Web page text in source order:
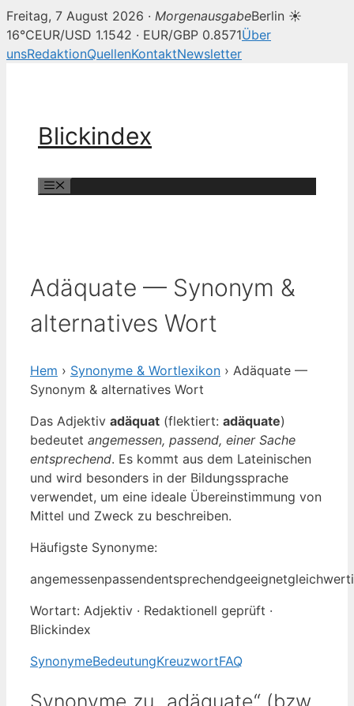
Freitag, 7 August 2026 · MorgenausgabeBerlin ☀
16°CEUR/USD 1.1542 · EUR/GBP 0.8571Über
unsRedaktionQuellenKontaktNewsletter
Blickindex
Adäquate — Synonym &
alternatives Wort
Hem › Synonyme & Wortlexikon › Adäquate —
Synonym & alternatives Wort
Das Adjektiv adäquat (flektiert: adäquate)
bedeutet angemessen, passend, einer Sache
entsprechend. Es kommt aus dem Lateinischen
und wird besonders in der Bildungssprache
verwendet, um eine ideale Übereinstimmung von
Mittel und Zweck zu beschreiben.
Häufigste Synonyme:
angemessenpassendentsprechendgeeignet
Wortart: Adjektiv · Redaktionell geprüft ·
Blickindex
SynonymeBedeutungKreuzwortFAQ
Synonyme zu „adäquate“ (bzw.